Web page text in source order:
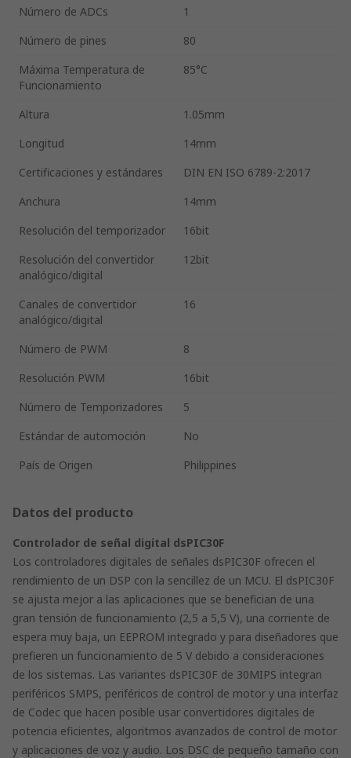
Número de ADCs
1
Número de pines
80
Máxima Temperatura de
Funcionamiento
85°C
Altura
1.05mm
Longitud
14mm
Certificaciones y estándares
DIN EN ISO 6789-2:2017
Anchura
14mm
Resolución del temporizador
16bit
Resolución del convertidor
analógico/digital
12bit
Canales de convertidor
analógico/digital
16
Número de PWM
8
Resolución PWM
16bit
Número de Temporizadores
5
Estándar de automoción
No
País de Origen
Philippines
Datos del producto
Controlador de señal digital dsPIC30F
Los controladores digitales de señales dsPIC30F ofrecen el
rendimiento de un DSP con la sencillez de un MCU. El dsPIC30F
se ajusta mejor a las aplicaciones que se benefician de una
gran tensión de funcionamiento (2,5 a 5,5 V), una corriente de
espera muy baja, un EEPROM integrado y para diseñadores que
prefieren un funcionamiento de 5 V debido a consideraciones
de los sistemas. Las variantes dsPIC30F de 30MIPS integran
periféricos SMPS, periféricos de control de motor y una interfaz
de Codec que hacen posible usar convertidores digitales de
potencia eficientes, algoritmos avanzados de control de motor
y aplicaciones de voz y audio. Los DSC de pequeño tamaño con